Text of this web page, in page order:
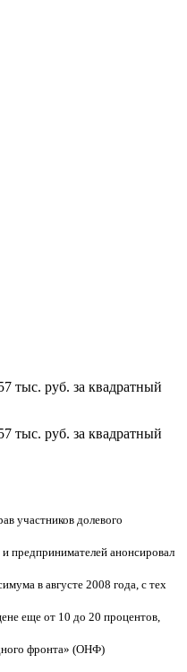
тыс. руб. за квадратный
тыс. руб. за квадратный
участников долевого
предпринимателей анонсировал
в августе 2008 года, с тех
еще от 10 до 20 процентов,
фронта» (ОНФ)